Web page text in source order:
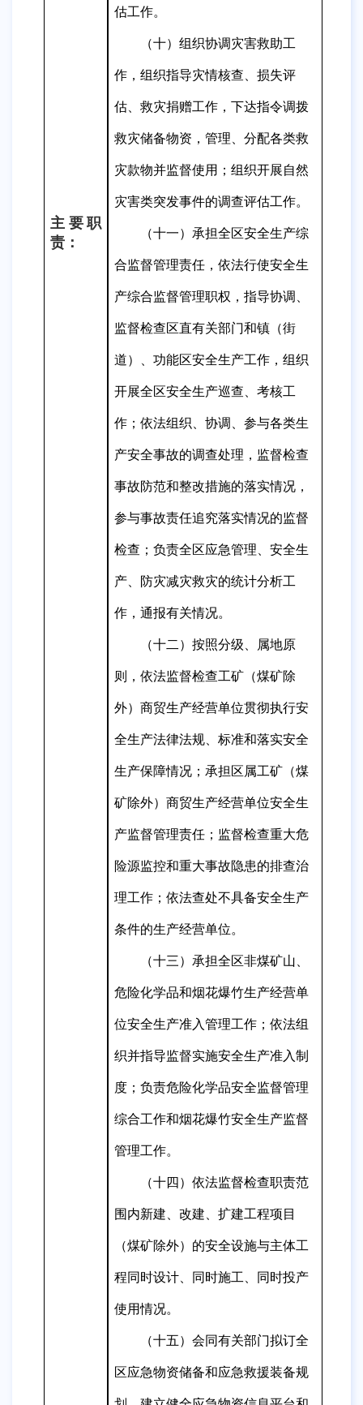
主要职
责：
估工作。
（十）组织协调灾害救助工
作，组织指导灾情核查、损失评
估、救灾捐赠工作，下达指令调拨
救灾储备物资，管理、分配各类救
灾款物并监督使用；组织开展自然
灾害类突发事件的调查评估工作。
（十一） 承担全区安全生产综
合监督管理责任，依法行使安全生
产综合监督管理职权 ，指导协调
监督检查区直有关部门和镇（街
道）、功能区安全生产工作，组织
开展全区安全生产巡查、考核工
作；依法组织、协调、参与各类生
产安全事故的调查处理，监督检查
事故防范和整改措施的落实情况，
参与事故责任追究落实情况的监督
检查；负责全区应急管理、安全生
产、防灾减灾救灾的统计分析工
作，通报有关情况。
（十二 ）按照分级、属地原
则，依法监督检查工矿（煤矿除
外）商贸生产经营单位贯彻执行安
全生产法律法规、标准和落实安全
生产保障情况；承担 区属工矿（煤
矿除外）商贸生产经营单位安全生
产监督管理责任；监督检查重大危
险源监控和重大事故隐患的排查治
理工作；依法查处不具备安全生产
条件的生产经营单位。
（十三）承担全区非煤矿山、
危险化学品和烟花爆竹生产经营单
位安全生产准入管理工作；依法组
织并指导监督实施安全生产准入制
度；负责危险化学品安全监督管理
综合工作和烟花爆竹安全生产监督
管理工作。
（十四）依法监督检查职责范
围内新建、改建、扩建工程项目
（煤矿除外）的安全设施与主体工
程同时设计、同时施工、同时投产
使用情况。
（十五）会同有关部门拟订全
区应急物资储备和应急救援装备规